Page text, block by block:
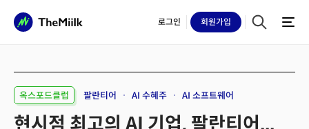
로그인 회원가입
옥스포드클럽 팔란티어 AI 수혜주 AI 소프트웨어
현시점 최고의 AI 기업, 팔란티어...